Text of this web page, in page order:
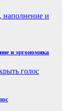
и эргономика